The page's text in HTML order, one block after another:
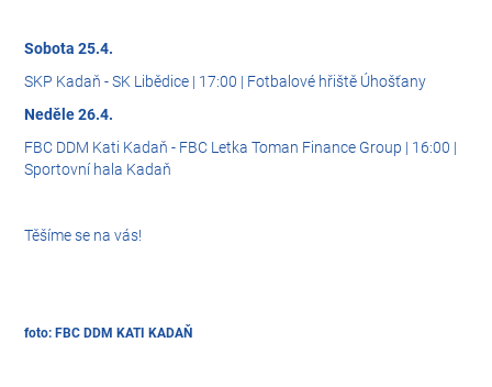
Sobota 25.4.
SKP Kadaň - SK Libědice | 17:00 | Fotbalové hřiště Úhošťany
Neděle 26.4.
FBC DDM Kati Kadaň - FBC Letka Toman Finance Group | 16:00 |
Sportovní hala Kadaň
Těšíme se na vás!
foto: FBC DDM KATI KADAŇ